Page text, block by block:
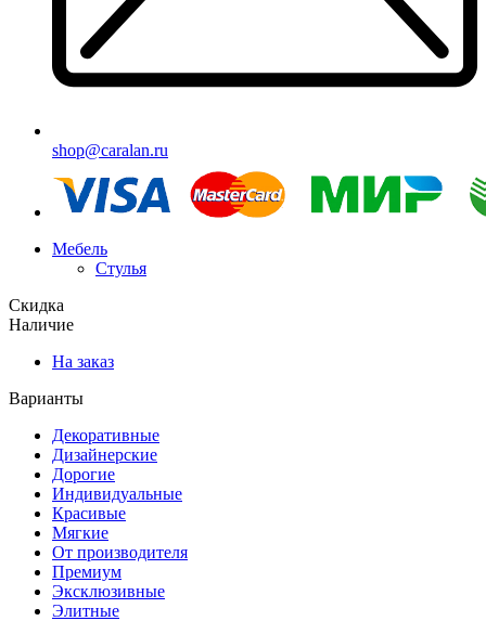
shop@caralan.ru
Мебель
Стулья
Скидка
Наличие
На заказ
Варианты
Декоративные
Дизайнерские
Дорогие
Индивидуальные
Красивые
Мягкие
От производителя
Премиум
Эксклюзивные
Элитные